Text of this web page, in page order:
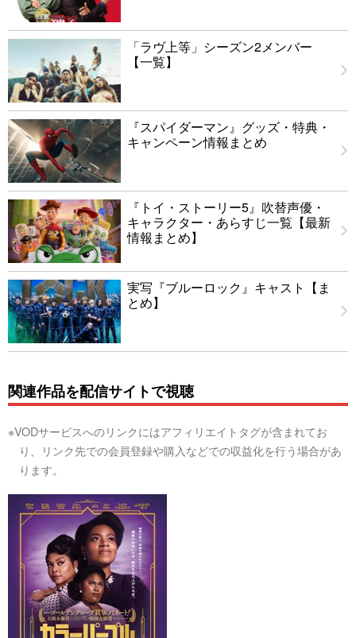
「ラヴ上等」シーズン2メンバー
【一覧】
『スパイダーマン』グッズ・特典・
キャンペーン情報まとめ
『トイ・ストーリー5』吹替声優・
キャラクター・あらすじ一覧【最新
情報まとめ】
実写『ブルーロック』キャスト【ま
とめ】
関連作品を配信サイトで視聴
※VODサービスへのリンクにはアフィリエイトタグが含まれてお
り、リンク先での会員登録や購入などでの収益化を行う場合があ
ります。